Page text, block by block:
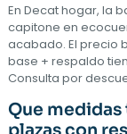
En Decat hogar, la
capitone en
acabado. El precio
base + respaldo
Consulta por
Que